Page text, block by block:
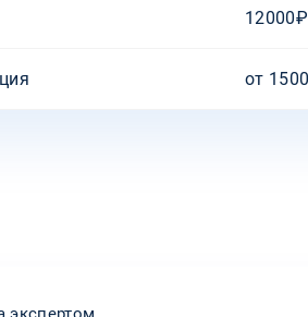
12000₽
от